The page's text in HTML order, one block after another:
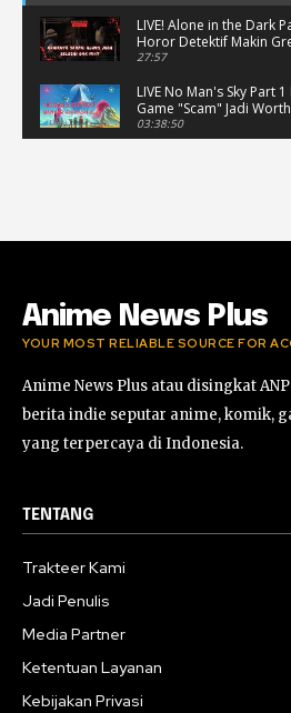
LIVE! Alone in the Dark
Horor Detektif Makin
27:57
LIVE No Man's Sky Part
Game "Scam" Jadi
03:38:50
#gaming #horor
Anime News Plus
YOUR MOST RELIABLE SOURCE FOR
Anime News Plus atau disingkat
berita indie seputar anime, komik,
yang terpercaya di Indonesia.
TENTANG
Trakteer Kami
Jadi Penulis
Media Partner
Ketentuan Layanan
Kebijakan Privasi